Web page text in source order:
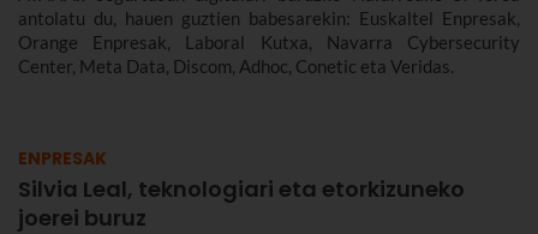
antolatu du, hauen guztien babesarekin: Euskaltel Enpresak,
Orange Enpresak, Laboral Kutxa, Navarra Cybersecurity
Center, Meta Data, Discom, Adhoc, Conetic eta Veridas.
ENPRESAK
Silvia Leal, teknologiari eta etorkizuneko
joerei buruz